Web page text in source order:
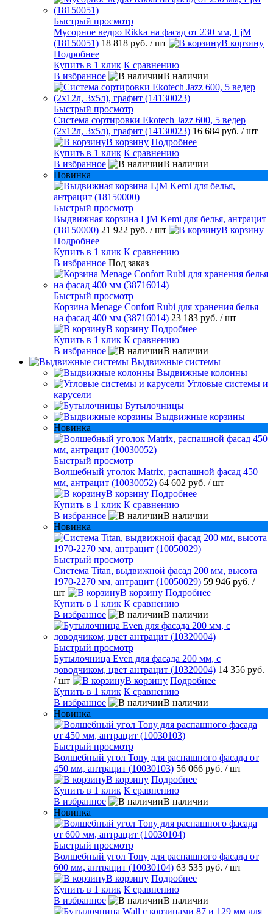
Быстрый просмотр
Мусорное ведро Rikka на фасад от 230 мм, LjM
(18150051) 18 818 руб. / шт
В корзину
Подробнее
Купить в 1 клик К сравнению
В избранное
В наличии
Быстрый просмотр
Система сортировки Ekotech Jazz 600, 5 ведер
(2х12л, 3х5л), графит (14130023) 16 684 руб. / шт
В корзину Подробнее
Купить в 1 клик К сравнению
В избранное
В наличии
Новинка
Быстрый просмотр
Выдвижная корзина LjM Kemi для белья, антрацит
(18150000) 21 922 руб. / шт
В корзину
Подробнее
Купить в 1 клик К сравнению
В избранное Под заказ
Быстрый просмотр
Корзина Menage Confort Rubi для хранения белья
на фасад 400 мм (38716014) 23 183 руб. / шт
В корзину Подробнее
Купить в 1 клик К сравнению
В избранное
В наличии
Выдвижные системы
Выдвижные колонны
Угловые системы и
карусели
Бутылочницы
Выдвижные корзины
Новинка
Быстрый просмотр
Волшебный уголок Matrix, распашной фасад 450
мм, антрацит (10030052) 64 602 руб. / шт
В корзину Подробнее
Купить в 1 клик К сравнению
В избранное
В наличии
Новинка
Быстрый просмотр
Система Titan, выдвижной фасад 200 мм, высота
1970-2270 мм, антрацит (10050029) 59 946 руб. /
шт
В корзину Подробнее
Купить в 1 клик К сравнению
В избранное
В наличии
Быстрый просмотр
Бутылочница Even для фасада 200 мм, с
доводчиком, цвет антрацит (10320004) 14 356 руб.
/ шт
В корзину Подробнее
Купить в 1 клик К сравнению
В избранное
В наличии
Новинка
Быстрый просмотр
Волшебный угол Tony для распашного фасада от
450 мм, антрацит (10030103) 56 066 руб. / шт
В корзину Подробнее
Купить в 1 клик К сравнению
В избранное
В наличии
Новинка
Быстрый просмотр
Волшебный угол Tony для распашного фасада от
600 мм, антрацит (10030104) 63 535 руб. / шт
В корзину Подробнее
Купить в 1 клик К сравнению
В избранное
В наличии